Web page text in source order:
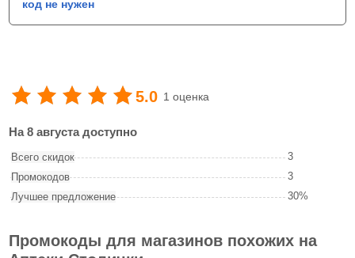
код не нужен
5.0 1 оценка
На 8 августа доступно
Всего скидок
3
Промокодов
3
Лучшее предложение
30%
Промокоды для магазинов похожих на